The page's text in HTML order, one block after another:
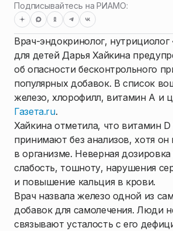
Подписывайтесь на РИАМО:
Врач-эндокринолог,
для детей Дарья Хайкина
об опасности бесконтрольного
популярных добавок. В список
железо, хлорофилл, витамин А и
Газета.ru.
Хайкина отметила, что витамин D
принимают без анализов, хотя он
в организме. Неверная
слабость, тошноту, нарушения
и повышение кальция в крови.
Врач назвала железо одной из
добавок для самолечения. Люди
связывают усталость с его